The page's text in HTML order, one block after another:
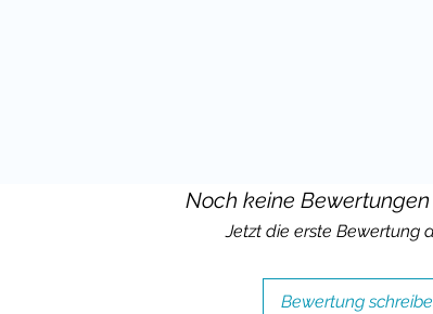
Noch keine
Jetzt die erste Bewertung
Bewertung